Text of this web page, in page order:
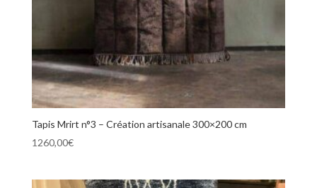
Tapis Mrirt n°3 – Création artisanale 300×200 cm
1260,00€